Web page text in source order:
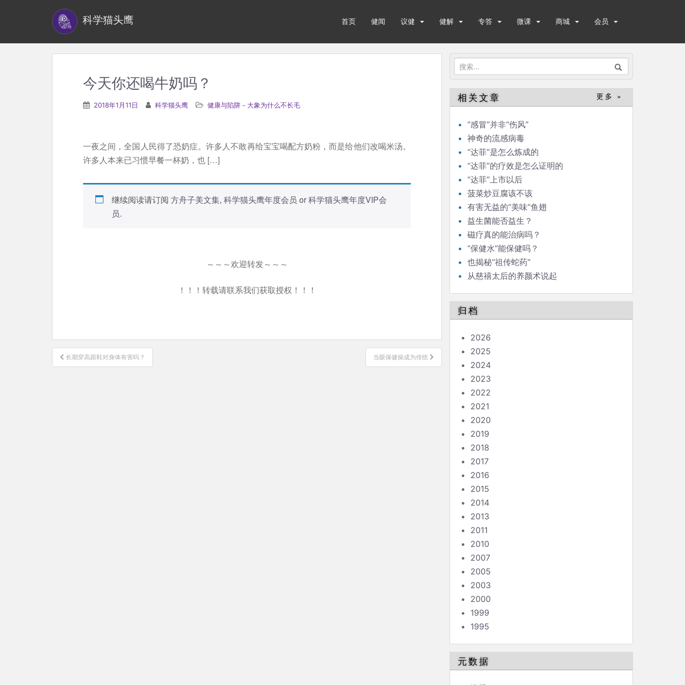
科学猫头鹰 首页 健闻 议健 健解 专答 微课 商城 会员
搜
索：
今天你还喝牛奶吗？
2018年1月11日 科学猫头鹰 健康与陷阱－大象为什么不长毛
一夜之间，全国人民得了恐奶症。许多人不敢再给宝宝喝配方奶粉，而是给他们改喝米汤。
许多人本来已习惯早餐一杯奶，也 […]
继续阅读请订阅 方舟子美文集, 科学猫头鹰年度会员 or科学猫头鹰年度VIP会
员.
～～～欢迎转发～～～
！！！转载请联系我们获取授权！！！
文
章
长期穿高跟鞋对身体有害吗？ 当眼保健操成为传统
相关文章 更多 »
“感冒”并非“伤风”
神奇的流感病毒
“达菲”是怎么炼成的
“达菲”的疗效是怎么证明的
“达菲”上市以后
菠菜炒豆腐该不该
有害无益的“美味”鱼翅
益生菌能否益生？
磁疗真的能治病吗？
“保健水”能保健吗？
也揭秘“祖传蛇药”
从慈禧太后的养颜术说起
归档
2026
2025
2024
2023
2022
2021
2020
2019
2018
2017
2016
2015
2014
2013
2011
2010
2007
2005
2003
2000
1999
1995
元数据